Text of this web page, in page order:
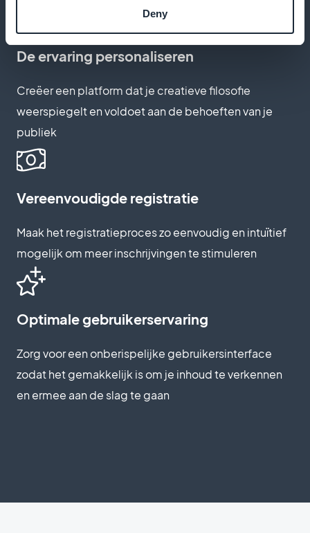
Deny
De ervaring personaliseren
Creëer een platform dat je creatieve filosofie
weerspiegelt en voldoet aan de behoeften van je
publiek
Vereenvoudigde registratie
Maak het registratieproces zo eenvoudig en intuïtief
mogelijk om meer inschrijvingen te stimuleren
Optimale gebruikerservaring
Zorg voor een onberispelijke gebruikersinterface
zodat het gemakkelijk is om je inhoud te verkennen
en ermee aan de slag te gaan